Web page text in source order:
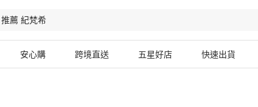
安心購 跨境直送 五星好店 快速出貨